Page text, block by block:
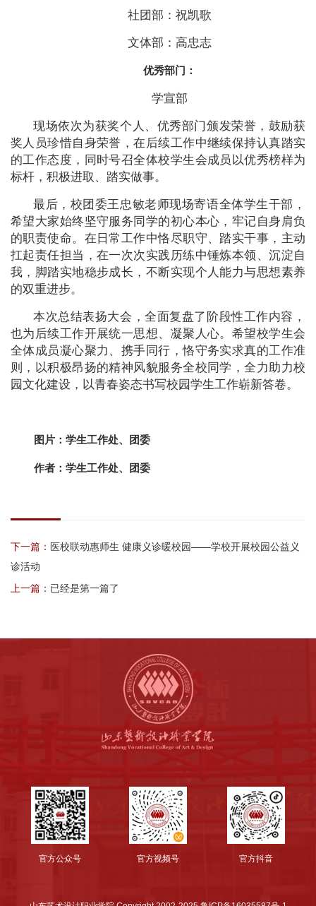
社团部：祝凯歌
文体部：高忠志
优秀部门：
学宣部
现场依次为获奖个人、优秀部门颁发荣誉，鼓励获
奖人员珍惜自身荣誉，在后续工作中继续保持认真踏实
的工作态度，同时号召全体校学生会成员以优秀榜样为
标杆，积极进取、踏实做事。
最后，校团委王忠敏老师现场寄语全体学生干部，
希望大家始终坚守服务同学的初心本心，牢记自身肩负
的职责使命。在日常工作中恪尽职守、踏实干事，主动
扛起责任担当，在一次次实践历练中锤炼本领、沉淀自
我，脚踏实地稳步成长，不断实现个人能力与思想素养
的双重进步。
本次总结表扬大会，全面复盘了阶段性工作内容，
也为后续工作开展统一思想、凝聚人心。希望校学生会
全体成员凝心聚力、携手同行，恪守务实求真的工作准
则，以积极昂扬的精神风貌服务全校同学，全力助力校
园文化建设，以青春姿态书写校园学生工作崭新答卷。
图片：学生工作处、团委
作者：学生工作处、团委
下一篇： 医校联动惠师生 健康义诊暖校园——学校开展校园公益义
诊活动
上一篇： 已经是第一篇了
官方公众号 官方视频号 官方抖音